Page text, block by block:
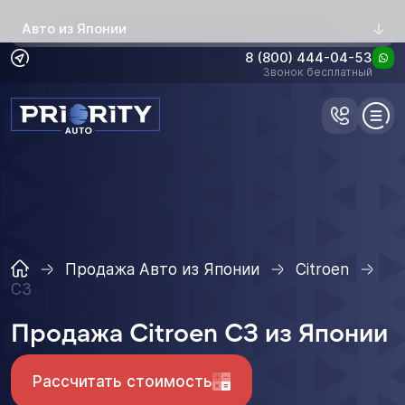
Авто из Японии
8 (800) 444-04-53
Звонок бесплатный
Продажа Авто из Японии
Citroen
C3
Продажа Citroen C3 из Японии
Рассчитать стоимость